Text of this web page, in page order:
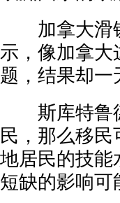
加拿大滑铁
示，像加拿大
题，结果却一
斯库特鲁德
民，那么移
地居民的技能
短缺的影响可